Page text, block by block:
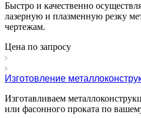
Быстро и качественно
лазерную и плазменную резку
чертежам.
Цена по запросу
Изготовление
Изготавливаем
или фасонного проката по